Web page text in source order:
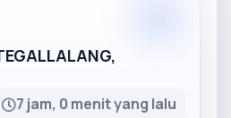
7 jam, 0 menit yang lalu